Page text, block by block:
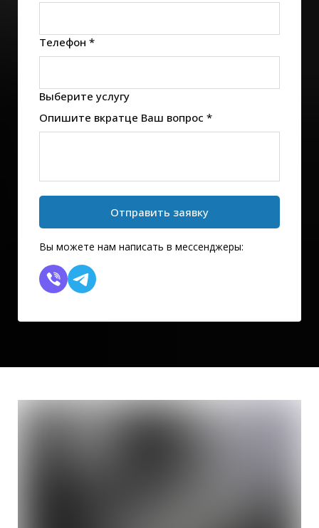
Телефон *
Выберите услугу
Опишите вкратце Ваш вопрос *
Отправить заявку
Вы можете нам написать в мессенджеры: